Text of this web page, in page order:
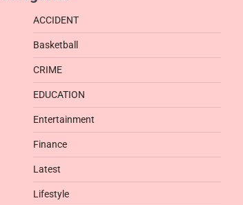
ACCIDENT
Basketball
CRIME
EDUCATION
Entertainment
Finance
Latest
Lifestyle